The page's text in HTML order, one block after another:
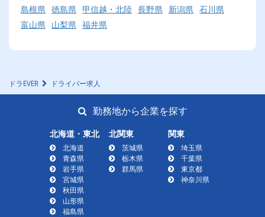
島根県 徳島県 甲信越・北陸 長野県 新潟県 石川県
富山県
山梨県 福井県
ドラEVER ドライバー求人
勤務地から企業を探す
北海道・東北
北海道
青森県
岩手県
宮城県
秋田県
山形県
福島県
北関東
茨城県
栃木県
群馬県
関東
埼玉県
千葉県
東京都
神奈川県